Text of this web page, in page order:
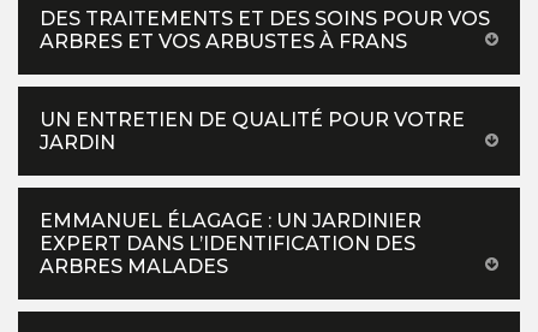
DES TRAITEMENTS ET DES SOINS POUR VOS
ARBRES ET VOS ARBUSTES À FRANS
UN ENTRETIEN DE QUALITÉ POUR VOTRE
JARDIN
EMMANUEL ÉLAGAGE : UN JARDINIER
EXPERT DANS L’IDENTIFICATION DES
ARBRES MALADES